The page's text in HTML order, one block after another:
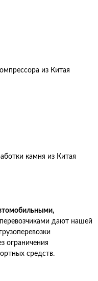
из Китая
камня из Китая
перевозчиками дают нашей
ограничения
средств.